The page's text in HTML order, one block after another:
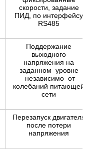
скорости, задание
ПИД, по интерфейсу
RS485
Поддержание
выходного
напряжения на
заданном уровне
независимо от
колебаний питающей
сети
Перезапуск двигателя
после потери
напряжения